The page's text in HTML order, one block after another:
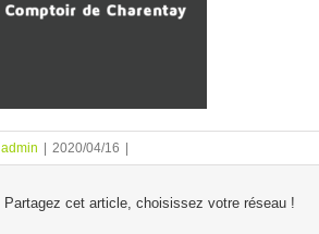
admin 2020/04/16
Partagez cet article, choisissez votre réseau !